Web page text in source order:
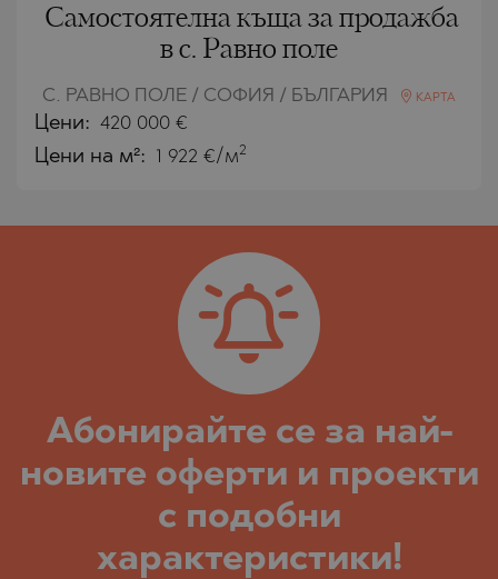
Самостоятелна къща за продажба
в с. Равно поле
С. РАВНО ПОЛЕ / СОФИЯ / БЪЛГАРИЯ КАРТА
Цени: 420 000 €
Цени на м²: 1 922 €/м2
Абoнирайте се за най-
новите оферти и проекти
с подобни
характеристики!